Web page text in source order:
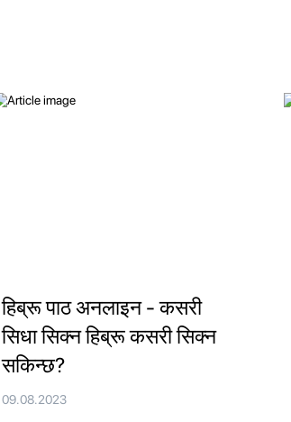
हिब्रू पाठ अनलाइन - कसरी
सिधा सिक्न हिब्रू कसरी सिक्न
सकिन्छ?
09.08.2023